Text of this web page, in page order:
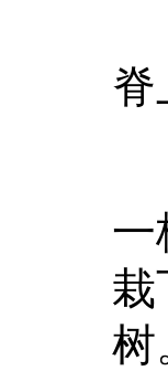
脊
一
栽
树